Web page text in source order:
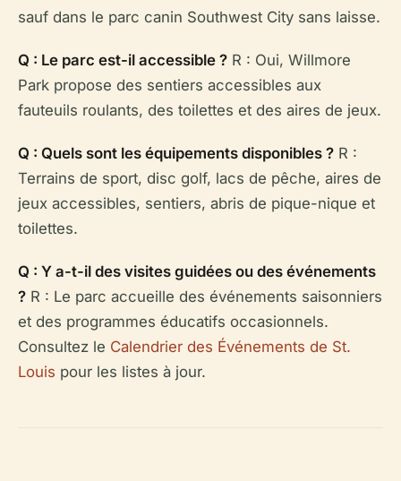
sauf dans le parc canin Southwest City sans laisse.
Q : Le parc est-il accessible ? R : Oui, Willmore
Park propose des sentiers accessibles aux
fauteuils roulants, des toilettes et des aires de jeux.
Q : Quels sont les équipements disponibles ? R :
Terrains de sport, disc golf, lacs de pêche, aires de
jeux accessibles, sentiers, abris de pique-nique et
toilettes.
Q : Y a-t-il des visites guidées ou des événements
? R : Le parc accueille des événements saisonniers
et des programmes éducatifs occasionnels.
Consultez le Calendrier des Événements de St.
Louis pour les listes à jour.